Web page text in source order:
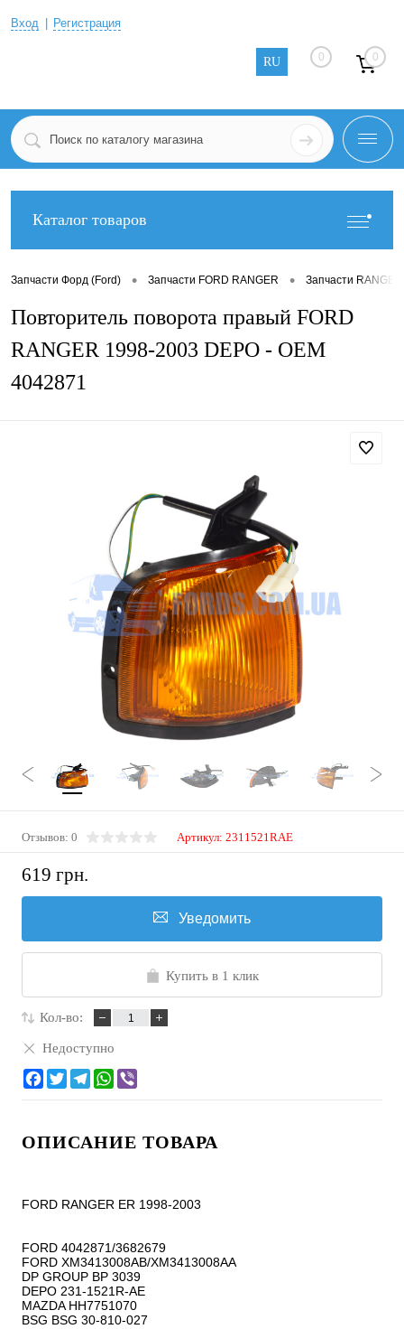
Вход Регистрация
RU 0 0
Каталог товаров
Запчасти Форд (Ford) • Запчасти FORD RANGER • Запчасти
Повторитель поворота правый FORD
RANGER 1998-2003 DEPO - OEM
4042871
Отзывов: 0 Артикул: 2311521RAE
619 грн.
Уведомить
Купить в 1 клик
Кол-во:
Недоступно
ОПИСАНИЕ ТОВАРА
FORD RANGER ER 1998-2003
FORD 4042871/3682679
FORD XM3413008AB/XM3413008AA
DP GROUP BP 3039
DEPO 231-1521R-AE
MAZDA HH7751070
BSG BSG 30-810-027